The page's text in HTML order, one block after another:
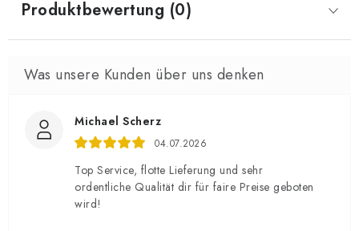
Produktbewertung (0)
Michael Scherz
04.07.2026
Top Service, flotte Lieferung und sehr
ordentliche Qualität dir für faire Preise geboten
wird!